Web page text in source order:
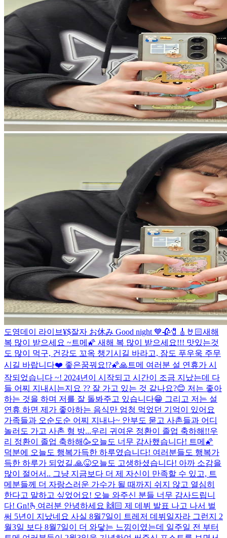
도영데이 라이브¥$잘자 お休み Good night 💙🥀🧷🎸🤘🏻새해
복 많이 받으세요 ~트메🌠 새해 복 많이 받으세요!!! 맛있는것
도 많이 먹구, 건강도 꼬옥 챙기시길 바라고, 잠도 푸우욱 주무
시길 바랍니다❤️ 좋은꿈꿔요!?🌠🙏 트메 여러분 설 연휴가 시
작되었습니다 ~! 2024년이 시작되고 시간이 조금 지났는데 다
들 어찌 지내시는지요 ?? 잘 가고 있는 것 같나요?😊 저는 좋아
하는 것을 하며 저를 잘 돌봐주고 있습니다😁 그리고 저는 설
연휴 하면 제가 좋아하는 음식만 엄청 먹었던 기억이 있어요
가족들과 오순도순 어찌 지내나~ 안부도 묻고 사촌들과 어디
놀러도 가고 사촌 형 방...우리 귀여운 정환이 졸업 축하해!!우
리 정환이 졸업 축하해🥳오늘도 너무 감사했습니다! 트메🌠
덕분에 오늘도 행복가득한 하루였습니다! 여러분들도 행복가
득한 하루가 되었길.🙏😝오늘도 고생하셨습니다! 아까 소감을
많이 절어서.. 그냥 지금보다 더 제 자신이 만족할 수 있고, 트
메분들께 더 자랑스러운 가수가 될 때까지 쉬지 않고 열심히
한다고 말하고 싶었어요! 오늘 와주신 분들 너무 감사드립니
다! Gn!🫰 여러분 안녕하세요 🙌🏻 제 데뷔 발표 나고 나서 벌
써 5년이 지났네요 사실 8월7일이 트레저 데뷔일자라 그런지 2
월3일 보다 8월7일이 더 와닿는 느낌이였는데 일주일 전 부터